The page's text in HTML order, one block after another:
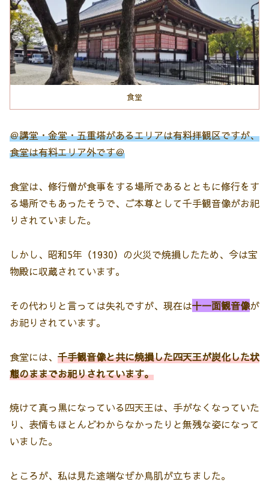
食堂
＠講堂・金堂・五重塔があるエリアは有料拝観区ですが、
食堂は有料エリア外です＠
食堂は、修行僧が食事をする場所であるとともに修行をす
る場所でもあったそうで、ご本尊として千手観音像がお祀
りされていました。
しかし、昭和5年（1930）の火災で焼損したため、今は宝
物殿に収蔵されています。
その代わりと言っては失礼ですが、現在は十一面観音像が
お祀りされています。
食堂には、 千手観音像と共に焼損した四天王が炭化した状
態のままでお祀りされています。
焼けて真っ黒になっている四天王は、手がなくなっていた
り、表情もほとんどわからなかったりと無残な姿になって
いました。
ところが、私は見た途端なぜか鳥肌が立ちました。